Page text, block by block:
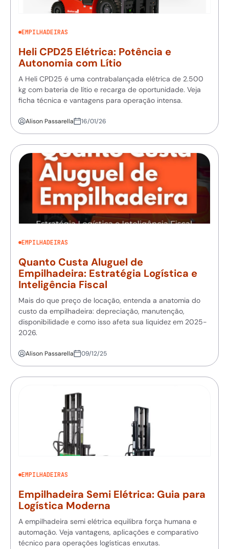
EMPILHADEIRAS
Heli CPD25 Elétrica: Potência e
Autonomia com Lítio
A Heli CPD25 é uma contrabalançada elétrica de 2.500
kg com bateria de lítio e recarga de oportunidade. Veja
ficha técnica e vantagens para operação intensa.
Alison Passarella 16/01/26
EMPILHADEIRAS
Quanto Custa Aluguel de
Empilhadeira: Estratégia Logística e
Inteligência Fiscal
Mais do que preço de locação, entenda a anatomia do
custo da empilhadeira: depreciação, manutenção,
disponibilidade e como isso afeta sua liquidez em 2025-
2026.
Alison Passarella 09/12/25
EMPILHADEIRAS
Empilhadeira Semi Elétrica: Guia para
Logística Moderna
A empilhadeira semi elétrica equilibra força humana e
automação. Veja vantagens, aplicações e comparativo
técnico para operações logísticas enxutas.